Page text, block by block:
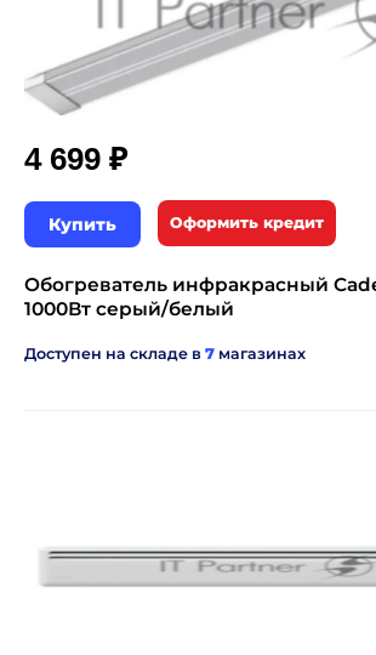
4 699 ₽
Купить Оформить кредит
Обогреватель инфракрасный
1000Вт серый/белый
Доступен на складе в 7 магазинах